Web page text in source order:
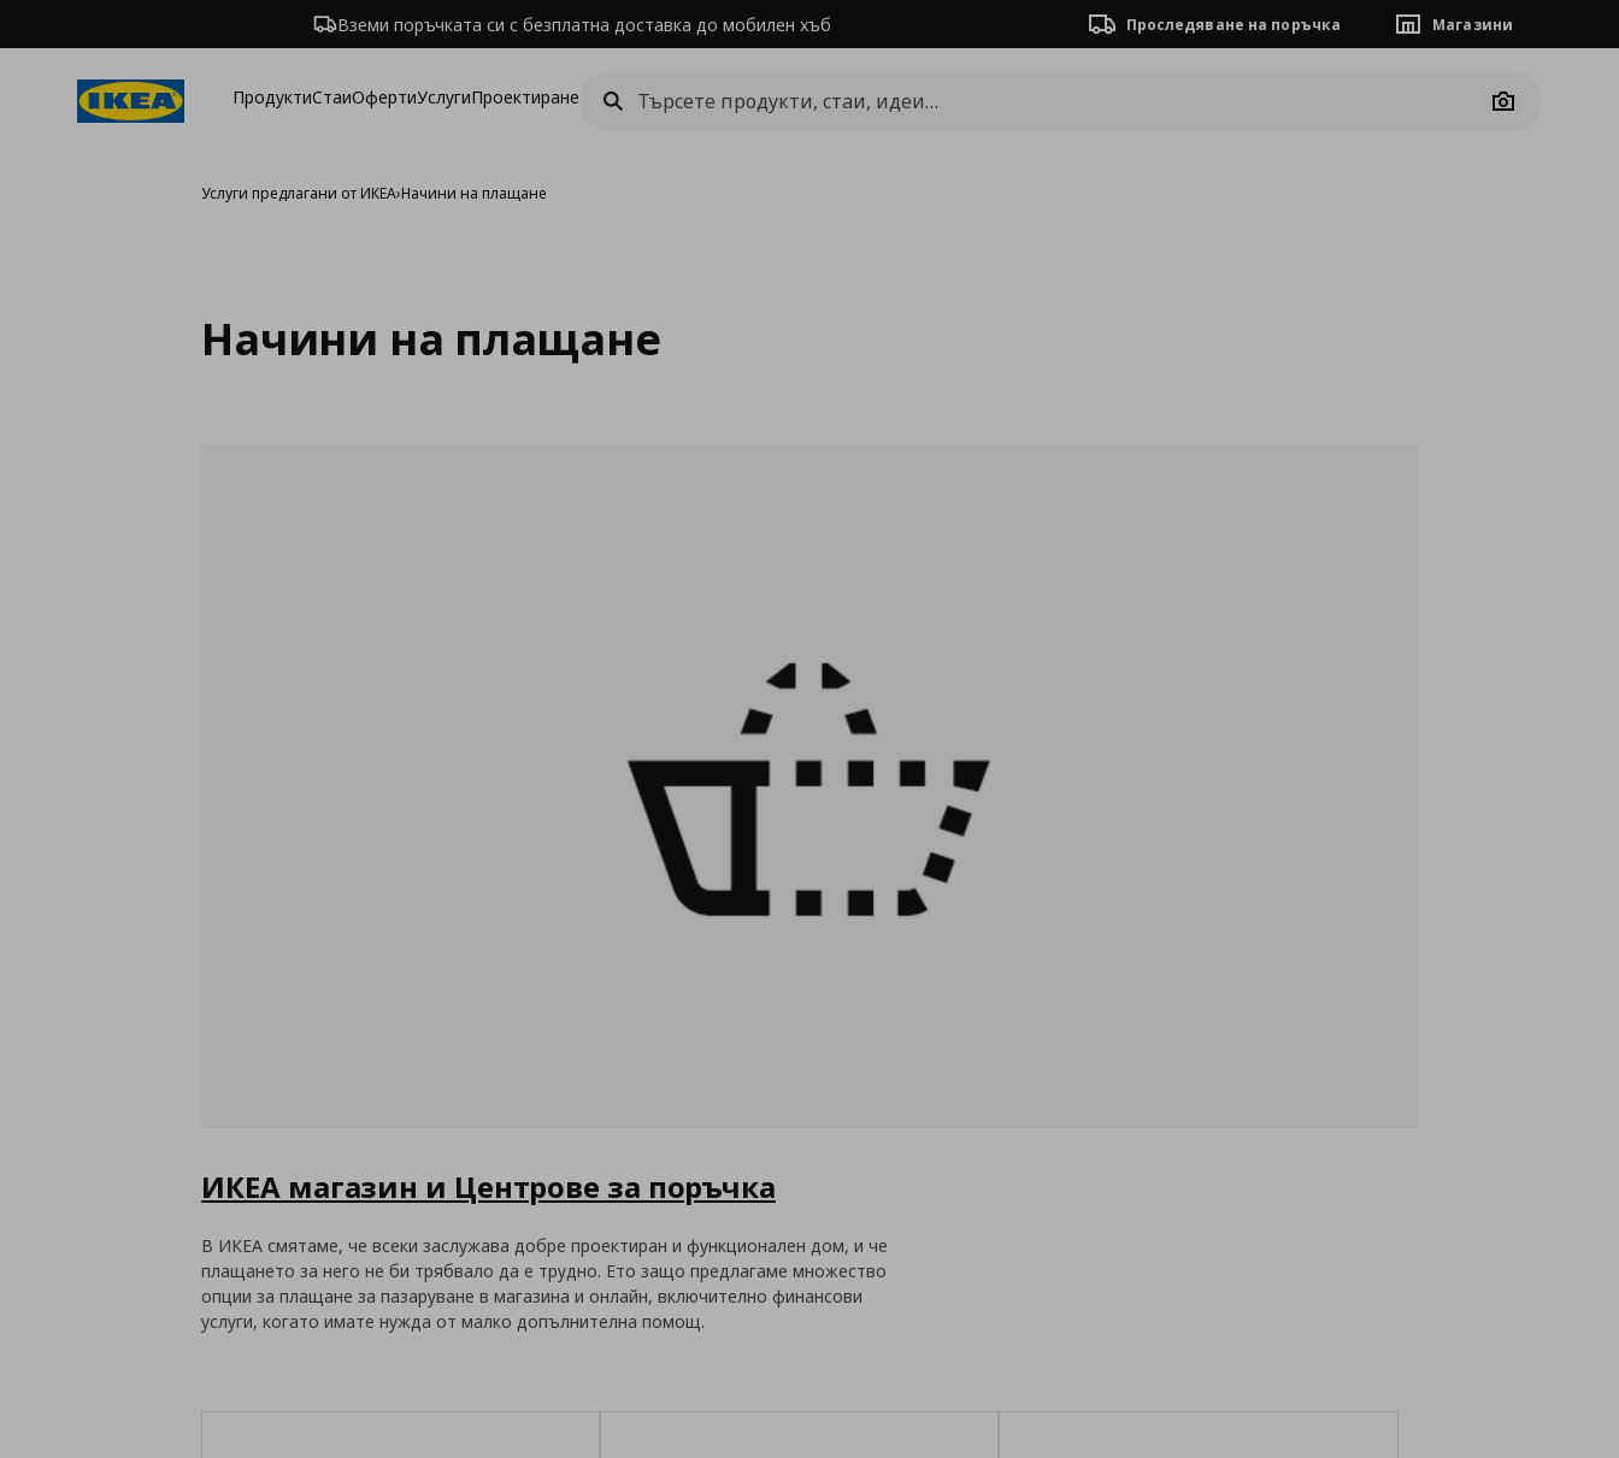
Вземи поръчката си с безплатна доставка до мобилен хъб Проследяване на поръчка Магазини
ПродуктиСтаиОфертиУслугиПроектиране
Camera
Услуги предлагани от ИКЕА›Начини на плащане
Начини на плащане
ИКЕА магазин и Центрове за поръчка
В ИКЕА смятаме, че всеки заслужава добре проектиран и функционален дом, и че
плащането за него не би трябвало да е трудно. Ето защо предлагаме множество
опции за плащане за пазаруване в магазина и онлайн, включително финансови
услуги, когато имате нужда от малко допълнителна помощ.